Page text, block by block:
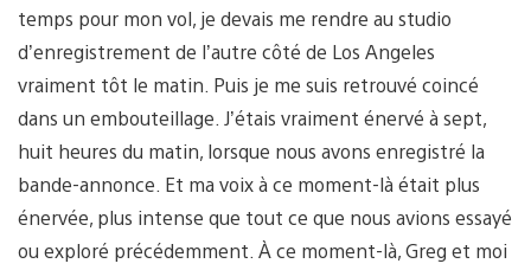
temps pour mon vol, je devais me rendre au studio
d’enregistrement de l’autre côté de Los Angeles
vraiment tôt le matin. Puis je me suis retrouvé coincé
dans un embouteillage. J’étais vraiment énervé à sept,
huit heures du matin, lorsque nous avons enregistré la
bande-annonce. Et ma voix à ce moment-là était plus
énervée, plus intense que tout ce que nous avions essayé
ou exploré précédemment. À ce moment-là, Greg et moi